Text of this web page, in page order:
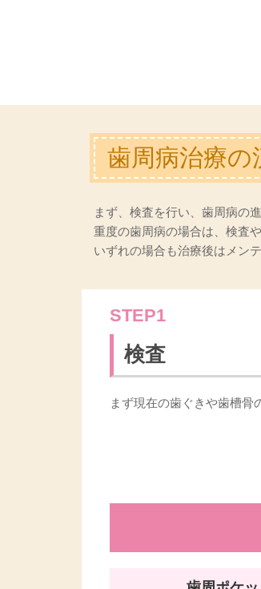
歯周病治療の
まず、検査を行い、歯周病の
重度の歯周病の場合は、検査
いずれの場合も治療後はメン
STEP1
検査
まず現在の歯ぐきや歯槽骨